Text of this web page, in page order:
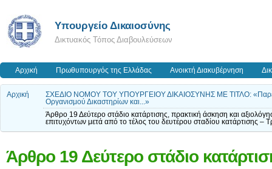
Υπουργείο Δικαιοσύνης
Δικτυακός Τόπος Διαβουλεύσεων
Αρχική Πρωθυπουργός της Ελλάδας Ανοικτή Διακυβέρνηση
Αρχική
ΣΧΕΔΙΟ ΝΟΜΟΥ ΤΟΥ ΥΠΟΥΡΓΕΙΟΥ ΔΙΚΑΙΟΣΥΝΗΣ ΜΕ ΤΙΤΛΟ:
Οργανισμού Δικαστηρίων και...»
Άρθρο 19 Δεύτερο στάδιο κατάρτισης, πρακτική άσκηση και
επιτυχόντων μετά από το τέλος του δευτέρου σταδίου
Άρθρο 19 Δεύτερο στάδιο